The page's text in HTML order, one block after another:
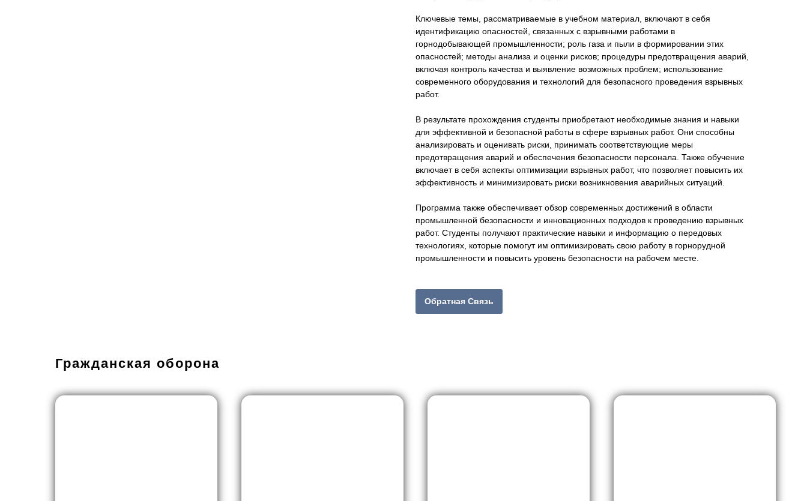
Ключевые темы, рассматриваемые в учебном материал, включают в себя
идентификацию опасностей, связанных с взрывными работами в
горнодобывающей промышленности; роль газа и пыли в формировании этих
опасностей; методы анализа и оценки рисков; процедуры предотвращения аварий,
включая контроль качества и выявление возможных проблем; использование
современного оборудования и технологий для безопасного проведения взрывных
работ.
В результате прохождения студенты приобретают необходимые знания и навыки
для эффективной и безопасной работы в сфере взрывных работ. Они способны
анализировать и оценивать риски, принимать соответствующие меры
предотвращения аварий и обеспечения безопасности персонала. Также обучение
включает в себя аспекты оптимизации взрывных работ, что позволяет повысить их
эффективность и минимизировать риски возникновения аварийных ситуаций.
Программа также обеспечивает обзор современных достижений в области
промышленной безопасности и инновационных подходов к проведению взрывных
работ. Студенты получают практические навыки и информацию о передовых
технологиях, которые помогут им оптимизировать свою работу в горнорудной
промышленности и повысить уровень безопасности на рабочем месте.
Обратная Связь
Гражданская оборона